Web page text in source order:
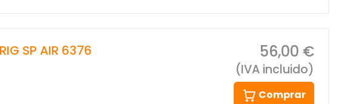
SP AIR 6376 56,00 €
(IVA incluido)
Comprar